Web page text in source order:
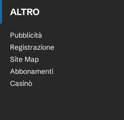
ALTRO
Pubblicità
Registrazione
Site Map
Abbonamenti
Casinò